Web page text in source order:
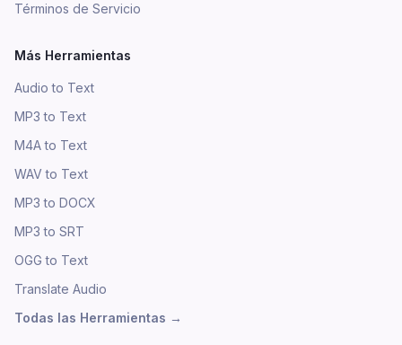
Términos de Servicio
Más Herramientas
Audio to Text
MP3 to Text
M4A to Text
WAV to Text
MP3 to DOCX
MP3 to SRT
OGG to Text
Translate Audio
Todas las Herramientas →